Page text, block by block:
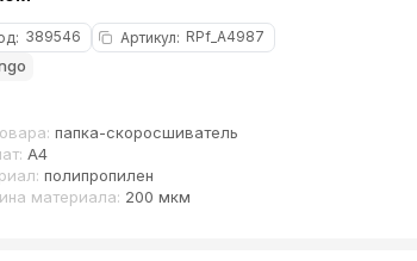
: 389546 Артикул: RPf_A4987
папка-скоросшиватель
А4
полипропилен
материала: 200 мкм